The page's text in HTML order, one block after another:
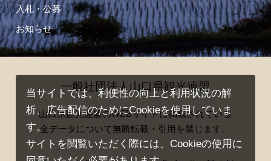
入札・公募
お知らせ
一般社団法人山口県観光連盟
山口県観光連盟のWEBサイトに掲載されている
全データについて無断転載・引用を禁じます。
当サイトでは、利便性の向上と利用状況の解
析、広告配信のためにCookieを使用していま
す。
サイトを閲覧いただく際には、Cookieの使用に